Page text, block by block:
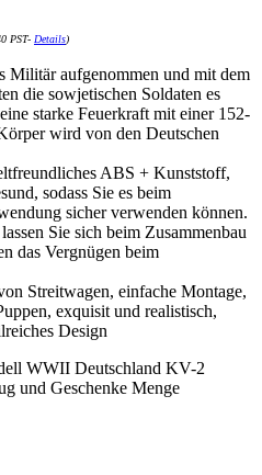
PST- Details)
Militär aufgenommen und mit dem
die sowjetischen Soldaten es
starke Feuerkraft mit einer 152-
wird von den Deutschen
ABS + Kunststoff,
sodass Sie es beim
sicher verwenden können.
Sie sich beim Zusammenbau
das Vergnügen beim
Streitwagen, einfache Montage,
exquisit und realistisch,
Design
WWII Deutschland KV-2
und Geschenke Menge